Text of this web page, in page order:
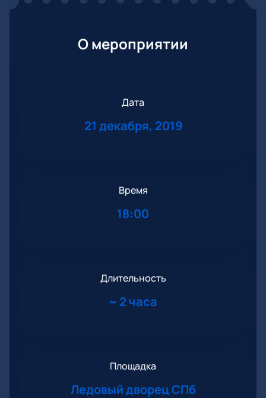
О мероприятии
Дата
21 декабря, 2019
Время
18:00
Длительность
~ 2 часа
Площадка
Ледовый дворец СПб